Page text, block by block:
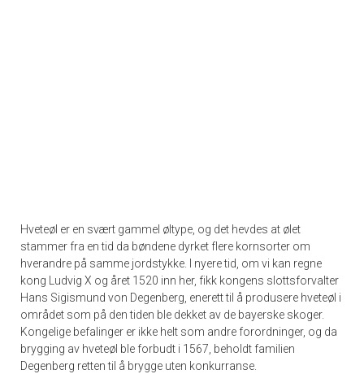
Hveteøl er en svært gammel øltype, og det hevdes at ølet
stammer fra en tid da bøndene dyrket flere kornsorter om
hverandre på samme jordstykke. I nyere tid, om vi kan regne
kong Ludvig X og året 1520 inn her, fikk kongens slottsforvalter
Hans Sigismund von Degenberg, enerett til å produsere hveteøl i
området som på den tiden ble dekket av de bayerske skoger.
Kongelige befalinger er ikke helt som andre forordninger, og da
brygging av hveteøl ble forbudt i 1567, beholdt familien
Degenberg retten til å brygge uten konkurranse.